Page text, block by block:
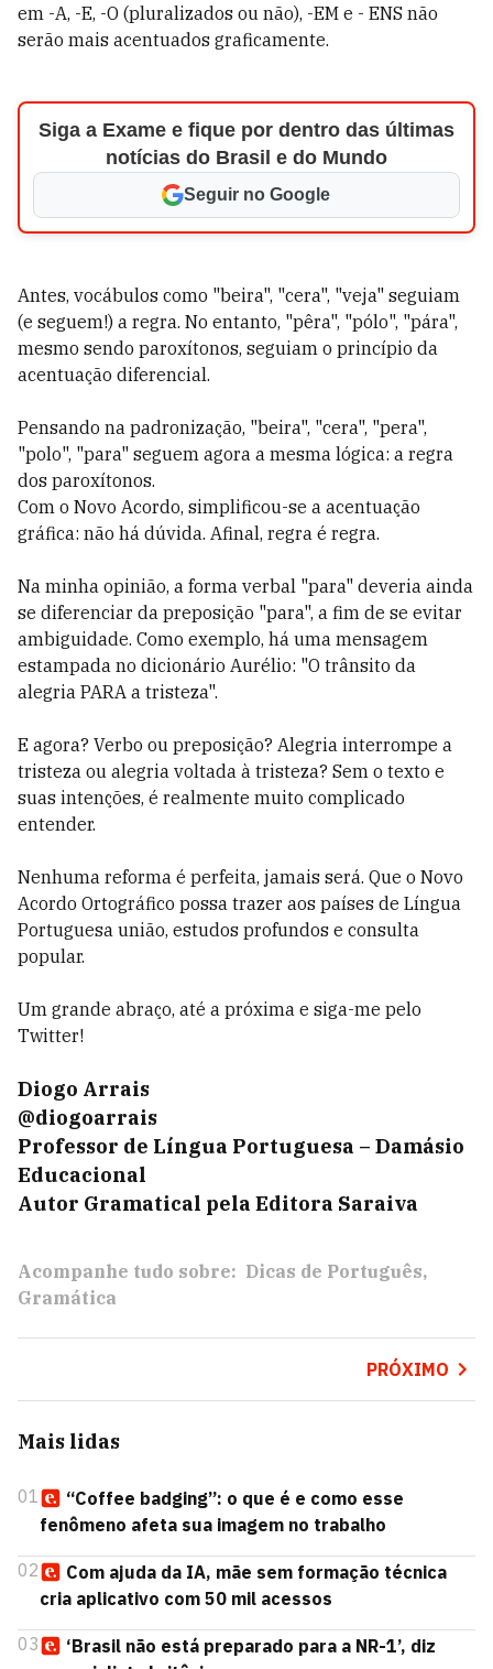
em -A, -E, -O (pluralizados ou não), -EM e - ENS não
serão mais acentuados graficamente.
Siga a Exame e fique por dentro das últimas
notícias do Brasil e do Mundo
Seguir no Google
Antes, vocábulos como "beira", "cera", "veja" seguiam
(e seguem!) a regra. No entanto, "pêra", "pólo", "pára",
mesmo sendo paroxítonos, seguiam o princípio da
acentuação diferencial.
Pensando na padronização, "beira", "cera", "pera",
"polo", "para" seguem agora a mesma lógica: a regra
dos paroxítonos.
Com o Novo Acordo, simplificou-se a acentuação
gráfica: não há dúvida. Afinal, regra é regra.
Na minha opinião, a forma verbal "para" deveria ainda
se diferenciar da preposição "para", a fim de se evitar
ambiguidade. Como exemplo, há uma mensagem
estampada no dicionário Aurélio: "O trânsito da
alegria PARA a tristeza".
E agora? Verbo ou preposição? Alegria interrompe a
tristeza ou alegria voltada à tristeza? Sem o texto e
suas intenções, é realmente muito complicado
entender.
Nenhuma reforma é perfeita, jamais será. Que o Novo
Acordo Ortográfico possa trazer aos países de Língua
Portuguesa união, estudos profundos e consulta
popular.
Um grande abraço, até a próxima e siga-me pelo
Twitter!
Diogo Arrais
@diogoarrais
Professor de Língua Portuguesa – Damásio
Educacional
Autor Gramatical pela Editora Saraiva
Acompanhe tudo sobre: Dicas de Português
Gramática
PRÓXIMO
Mais lidas
01
“Coffee badging”: o que é e como esse
fenômeno afeta sua imagem no trabalho
02
Com ajuda da IA, mãe sem formação técnica
cria aplicativo com 50 mil acessos
03
‘Brasil não está preparado para a NR-1’, diz